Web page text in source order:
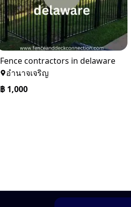
Fence contractors in delaware
อำนาจเจริญ
฿ 1,000